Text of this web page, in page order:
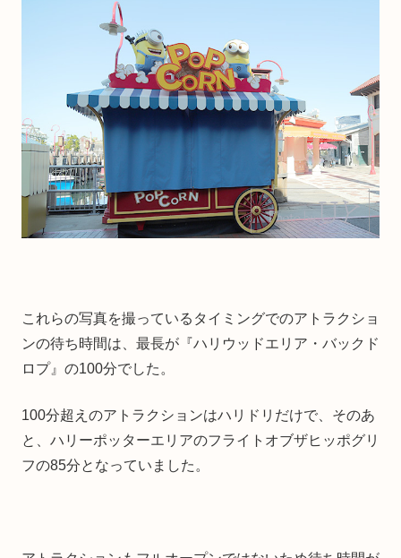
これらの写真を撮っているタイミングでのアトラクショ
ンの待ち時間は、最長が『ハリウッドエリア・バックド
ロプ』の100分でした。
100分超えのアトラクションはハリドリだけで、そのあ
と、ハリーポッターエリアのフライトオブザヒッポグリ
フの85分となっていました。